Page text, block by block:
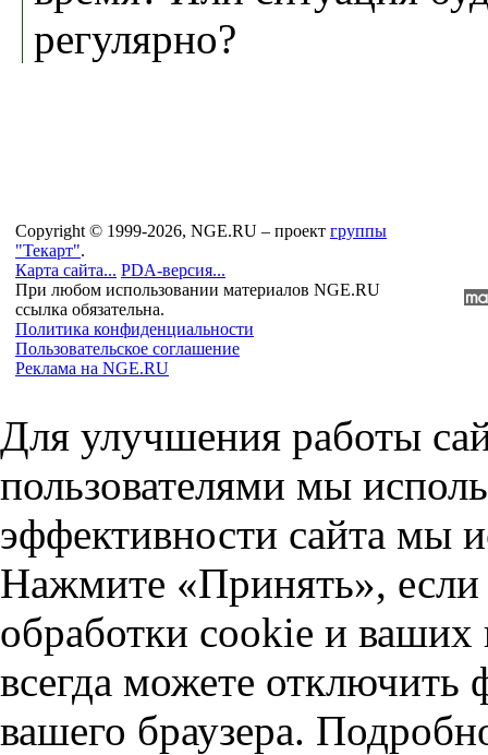
регулярно?
Copyright © 1999-2026, NGE.RU – проект группы
"Текарт".
Карта сайта... PDA-версия...
При любом использовании материалов NGE.RU
ссылка обязательна.
Политика конфиденциальности
Пользовательское соглашение
Реклама на NGE.RU
Для улучшения работы
пользователями мы
эффективности сайта мы
Нажмите «Принять», если
обработки cookie и
всегда можете отключить
вашего браузера.